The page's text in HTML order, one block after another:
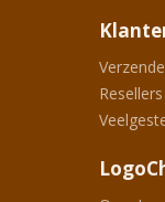
Resellers